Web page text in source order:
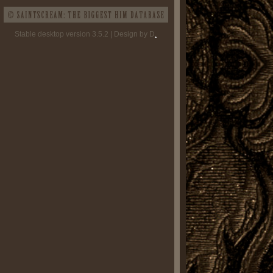
Stable desktop version 3.5.2 | Design by D.